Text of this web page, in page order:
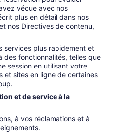
vécue avec nos
plus en détail dans nos
nos Directives de contenu,
services plus rapidement et
des fonctionnalités, telles que
session en utilisant votre
et sites en ligne de certaines
et de service à la
à vos réclamations et à